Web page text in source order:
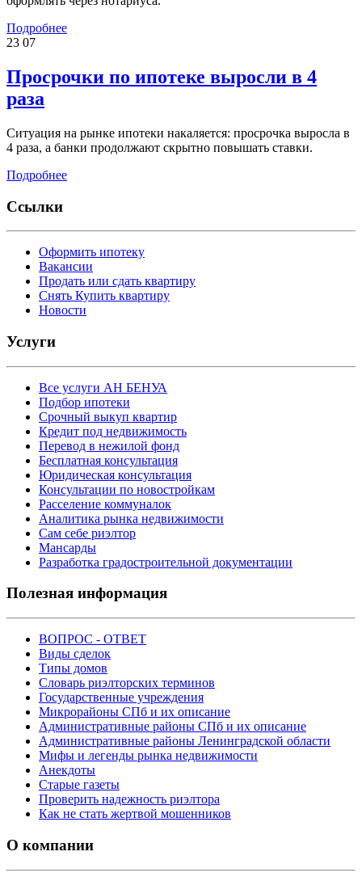
Подробнее
23 07
Просрочки по ипотеке выросли в 4
раза
Ситуация на рынке ипотеки накаляется: просрочка выросла в
4 раза, а банки продолжают скрытно повышать ставки.
Подробнее
Ссылки
Оформить ипотеку
Вакансии
Продать или сдать квартиру
Снять Купить квартиру
Новости
Услуги
Все услуги АН БЕНУА
Подбор ипотеки
Срочный выкуп квартир
Кредит под недвижимость
Перевод в нежилой фонд
Бесплатная консультация
Юридическая консультация
Консультации по новостройкам
Расселение коммуналок
Аналитика рынка недвижимости
Сам себе риэлтор
Мансарды
Разработка градостроительной документации
Полезная информация
ВОПРОС - ОТВЕТ
Виды сделок
Типы домов
Словарь риэлторских терминов
Государственные учреждения
Микрорайоны СПб и их описание
Административные районы СПб и их описание
Административные районы Ленинградской области
Мифы и легенды рынка недвижимости
Анекдоты
Старые газеты
Проверить надежность риэлтора
Как не стать жертвой мошенников
О компании